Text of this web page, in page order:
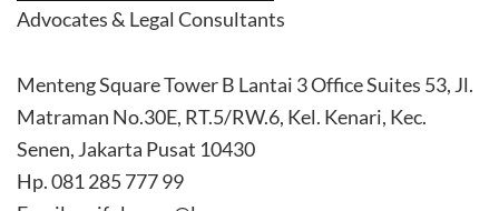
Advocates & Legal Consultants
Menteng Square Tower B Lantai 3 Office Suites 53, Jl.
Matraman No.30E, RT.5/RW.6, Kel. Kenari, Kec.
Senen, Jakarta Pusat 10430
Hp. 081 285 777 99